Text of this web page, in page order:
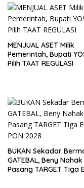
MENJUAL ASET Milik
Pemerintah, Bupati
Pilih TAAT REGULASI
BUKAN Sekadar
GATEBAL, Beny Nahak
Pasang TARGET Tiga